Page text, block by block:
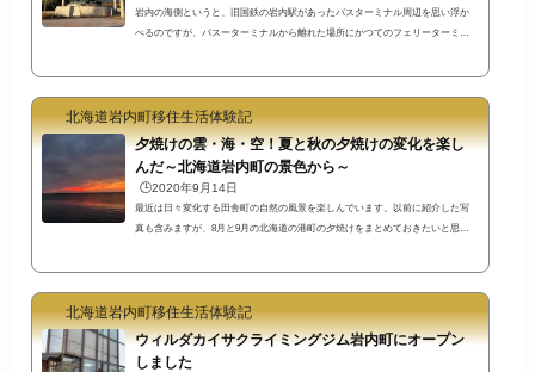
岩内の海側というと、旧国鉄の岩内駅があったバスターミナル周辺を思い浮か
べるのですが、バスーターミナルから離れた場所にかつてのフェリーターミナ
（笑）後日撮りなおして来て少し見やすくなりました(^^ゞ右の方の柱の裏にベ
ンチがあるのでそれと比べるとその大きさがわかると思います。岩内にこんな
大きなア...
北海道岩内町移住生活体験記
夕焼けの雲・海・空！夏と秋の夕焼けの変化を楽し
んだ～北海道岩内町の景色から～
🕒️2020年9月14日
最近は日々変化する田舎町の自然の風景を楽しんでいます。以前に紹介した写
真も含みますが、8月と9月の北海道の港町の夕焼けをまとめておきたいと思い
のある岩内港新港東埠頭ではもっと濃い色の景色が幻想的でした。↓ピンク色の
雲の迫力がすごかった景色。昔は東京の実家近くでも遠くまで空を見ることが
でき...
北海道岩内町移住生活体験記
ウィルダカイサクライミングジム岩内町にオープン
しました